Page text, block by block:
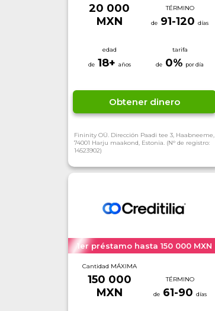
20 000
MXN
TÉRMINO
91-120
edad
18+
tarifa
0%
Obtener dinero
Fininity OÜ. Dirección Paadi tee 3, Haabneeme,
74001 Harju maakond, Estonia. (N° de registro:
14523902)
1er préstamo hasta 150 000 MXN
Cantidad MÁXIMA
150 000
MXN
TÉRMINO
61-90